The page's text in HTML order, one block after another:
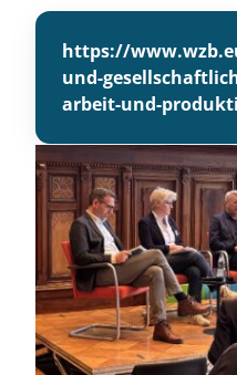
https://
und-
arbeit-und-